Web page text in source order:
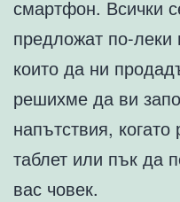
смартфон. Всички
предложат по-леки
които да ни
решихме да ви
напътствия,
таблет или пък да
вас човек.